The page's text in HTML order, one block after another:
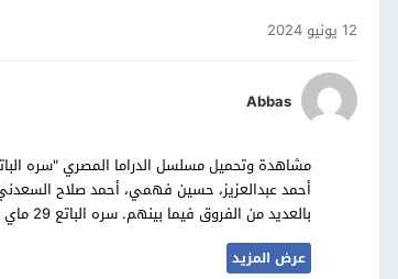
12 يونيو 2024
Abbas
بالعديد من الفروق فيما بينهم. سره الباتع 29 ماي سيما حصرياً على موقع مسلسلات تايم
عرض المزيد